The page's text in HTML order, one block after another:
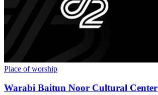
Place of worship
Warabi Baitun Noor Cultural Center